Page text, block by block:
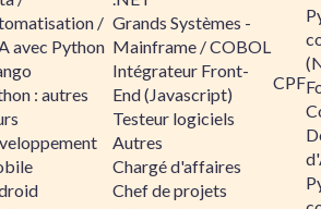
/
avec Python
: autres
Grands Systèmes -
Mainframe / COBOL
Intégrateur Front-
End (Javascript)
Testeur logiciels
Autres
Chargé d'affaires
Chef de projets
CPF